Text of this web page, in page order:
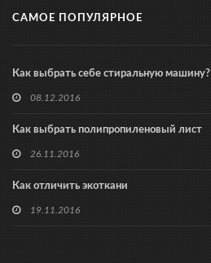
САМОЕ ПОПУЛЯРНОЕ
Как выбрать себе стиральную машину?
08.12.2016
Как выбрать полипропиленовый лист
26.11.2016
Как отличить экоткани
19.11.2016